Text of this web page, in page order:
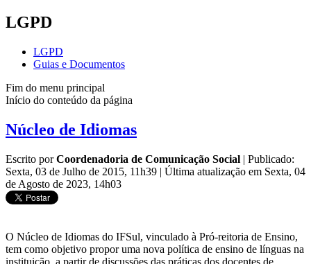
LGPD
LGPD
Guias e Documentos
Fim do menu principal
Início do conteúdo da página
Núcleo de Idiomas
Escrito porCoordenadoria de Comunicação Social | Publicado:
Sexta, 03 de Julho de 2015, 11h39 | Última atualização em Sexta, 04
de Agosto de 2023, 14h03
O Núcleo de Idiomas do IFSul, vinculado à Pró-reitoria de Ensino,
tem como objetivo propor uma nova política de ensino de línguas na